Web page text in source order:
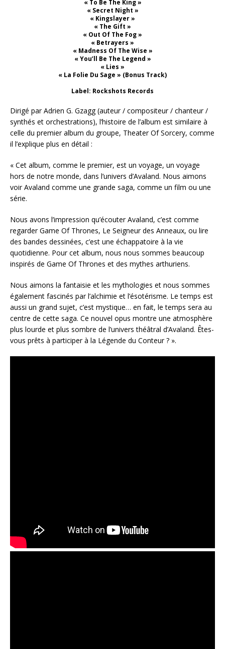
« To Be The King »
« Secret Night »
« Kingslayer »
« The Gift »
« Out Of The Fog »
« Betrayers »
« Madness Of The Wise »
« You’ll Be The Legend »
« Lies »
« La Folie Du Sage » (Bonus Track)
Label: Rockshots Records
Dirigé par Adrien G. Gzagg (auteur / compositeur / chanteur /
synthés et orchestrations), l’histoire de l’album est similaire à
celle du premier album du groupe, Theater Of Sorcery, comme
il l’explique plus en détail :
« Cet album, comme le premier, est un voyage, un voyage
hors de notre monde, dans l’univers d’Avaland. Nous aimons
voir Avaland comme une grande saga, comme un film ou une
série.
Nous avons l’impression qu’écouter Avaland, c’est comme
regarder Game Of Thrones, Le Seigneur des Anneaux, ou lire
des bandes dessinées, c’est une échappatoire à la vie
quotidienne. Pour cet album, nous nous sommes beaucoup
inspirés de Game Of Thrones et des mythes arthuriens.
Nous aimons la fantaisie et les mythologies et nous sommes
également fascinés par l’alchimie et l’ésotérisme. Le temps est
aussi un grand sujet, c’est mystique… en fait, le temps sera au
centre de cette saga. Ce nouvel opus montre une atmosphère
plus lourde et plus sombre de l’univers théâtral d’Avaland. Êtes-
vous prêts à participer à la Légende du Conteur ? ».